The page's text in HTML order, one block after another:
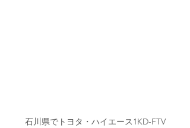
石川県でトヨタ・ハイエース1KD-FTV